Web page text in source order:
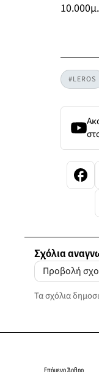
10.000μ.
#LEROS
Σχόλια
Προβολή
Τα σχόλια